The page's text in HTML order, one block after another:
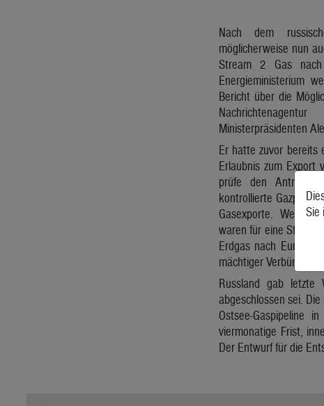
Nach dem
möglicherweise nun
Stream 2 Gas nach
Energieministerium
Bericht über die
Ministerpräsidenten
Er hatte zuvor bereits
Erlaubnis zum Export
prüfe den Antrag.
kontrollierte Gazprom
Gasexporte. Weder
waren für eine
Erdgas nach Europa
mächtiger
Russland gab letzte
abgeschlossen sei.
Ostsee-Gaspipeline
viermonatige Frist,
Der Entwurf für die
Sie